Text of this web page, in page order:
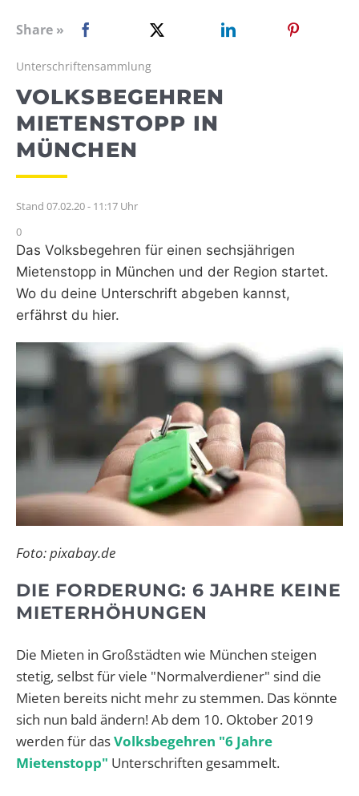
WEBRADIO
Share »
Unterschriftensammlung
VOLKSBEGEHREN
MIETENSTOPP IN
MÜNCHEN
Stand 07.02.20 - 11:17 Uhr
0
Das Volksbegehren für einen sechsjährigen
Mietenstopp in München und der Region startet.
Wo du deine Unterschrift abgeben kannst,
erfährst du hier.
Foto: pixabay.de
DIE FORDERUNG: 6 JAHRE KEINE
MIETERHÖHUNGEN
Die Mieten in Großstädten wie München steigen
stetig, selbst für viele "Normalverdiener" sind die
Mieten bereits nicht mehr zu stemmen. Das könnte
sich nun bald ändern! Ab dem 10. Oktober 2019
werden für dasVolksbegehren "6 Jahre
Mietenstopp" Unterschriften gesammelt.